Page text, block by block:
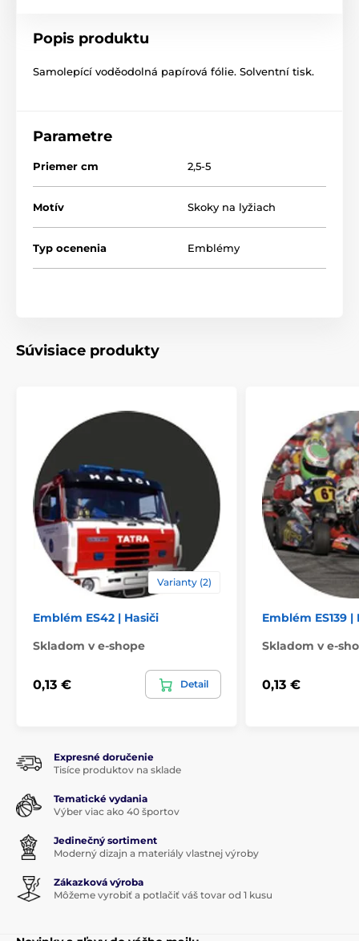
Popis produktu
Samolepící voděodolná papírová fólie. Solventní tisk.
Parametre
Priemer cm 2,5-5
Motív Skoky na lyžiach
Typ ocenenia Emblémy
Súvisiace produkty
Varianty (2)
Emblém ES42 | Hasiči
Skladom v e-shope
0,13 € Detail
Emblém ES139
Skladom v e-
0,13 €
Expresné doručenie
Tisíce produktov na sklade
Tematické vydania
Výber viac ako 40 športov
Jedinečný sortiment
Moderný dizajn a materiály vlastnej výroby
Zákazková výroba
Môžeme vyrobiť a potlačiť váš tovar od 1 kusu